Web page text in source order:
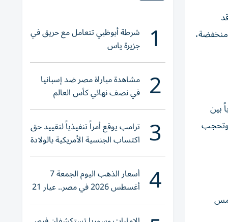
بين
وتحجب
1 شرطة أبوظبي تتعامل مع حريق في
جزيرة ياس
2 مشاهدة مباراة مصر ضد إسبانيا
في نصف نهائي كأس العالم
لناشئات اليد 2026
3 ترامب يوقع أمراً تنفيذياً لتقييد حق
اكتساب الجنسية الأمريكية بالولادة
4 أسعار الذهب اليوم الجمعة 7
أغسطس 2026 في مصر.. عيار 21
يقترب من هذا الرقم